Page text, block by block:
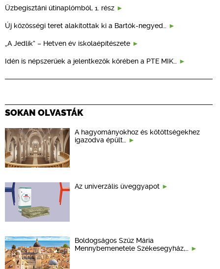
Üzbegisztáni útinaplómból, 1. rész
Új közösségi teret alakítottak ki a Bartók-negyed…
„A Jedlik” – Hetven év iskolaépítészete
Idén is népszerűek a jelentkezők körében a PTE MIK…
SOKAN OLVASTÁK
A hagyományokhoz és kötöttségekhez
igazodva épült…
Az univerzális üveggyapot
Boldogságos Szűz Mária
Mennybemenetele Székesegyház,…